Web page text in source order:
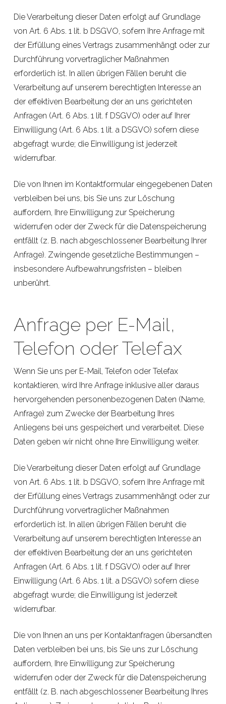
Die Verarbeitung dieser Daten erfolgt auf Grundlage
von Art. 6 Abs. 1 lit. b DSGVO, sofern Ihre Anfrage mit
der Erfüllung eines Vertrags zusammenhängt oder zur
Durchführung vorvertraglicher Maßnahmen
erforderlich ist. In allen übrigen Fällen beruht die
Verarbeitung auf unserem berechtigten Interesse an
der effektiven Bearbeitung der an uns gerichteten
Anfragen (Art. 6 Abs. 1 lit. f DSGVO) oder auf Ihrer
Einwilligung (Art. 6 Abs. 1 lit. a DSGVO) sofern diese
abgefragt wurde; die Einwilligung ist jederzeit
widerrufbar.
Die von Ihnen im Kontaktformular eingegebenen Daten
verbleiben bei uns, bis Sie uns zur Löschung
auffordern, Ihre Einwilligung zur Speicherung
widerrufen oder der Zweck für die Datenspeicherung
entfällt (z. B. nach abgeschlossener Bearbeitung Ihrer
Anfrage). Zwingende gesetzliche Bestimmungen –
insbesondere Aufbewahrungsfristen – bleiben
unberührt.
Anfrage per E-Mail,
Telefon oder Telefax
Wenn Sie uns per E-Mail, Telefon oder Telefax
kontaktieren, wird Ihre Anfrage inklusive aller daraus
hervorgehenden personenbezogenen Daten (Name,
Anfrage) zum Zwecke der Bearbeitung Ihres
Anliegens bei uns gespeichert und verarbeitet. Diese
Daten geben wir nicht ohne Ihre Einwilligung weiter.
Die Verarbeitung dieser Daten erfolgt auf Grundlage
von Art. 6 Abs. 1 lit. b DSGVO, sofern Ihre Anfrage mit
der Erfüllung eines Vertrags zusammenhängt oder zur
Durchführung vorvertraglicher Maßnahmen
erforderlich ist. In allen übrigen Fällen beruht die
Verarbeitung auf unserem berechtigten Interesse an
der effektiven Bearbeitung der an uns gerichteten
Anfragen (Art. 6 Abs. 1 lit. f DSGVO) oder auf Ihrer
Einwilligung (Art. 6 Abs. 1 lit. a DSGVO) sofern diese
abgefragt wurde; die Einwilligung ist jederzeit
widerrufbar.
Die von Ihnen an uns per Kontaktanfragen übersandten
Daten verbleiben bei uns, bis Sie uns zur Löschung
auffordern, Ihre Einwilligung zur Speicherung
widerrufen oder der Zweck für die Datenspeicherung
entfällt (z. B. nach abgeschlossener Bearbeitung Ihres